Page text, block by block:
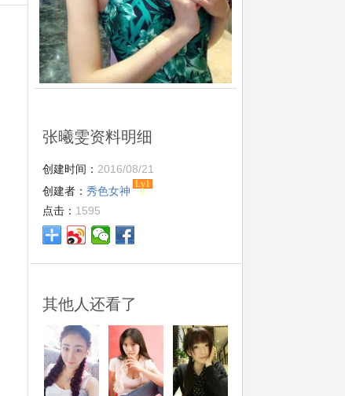
张曦雯资料明细
创建时间： 2016/08/21
创建者： 秀色女神
Lv1
0
点击： 1595
其他人还看了